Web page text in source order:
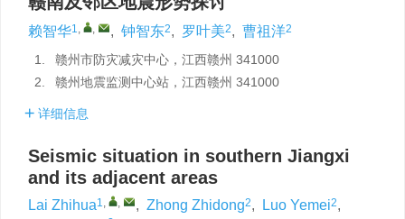
赖智华1, , , 钟智东2, 罗叶美2, 曹祖洋2
1.
赣州市防灾减灾中心，江西赣州 341000
2.
赣州地震监测中心站，江西赣州 341000
详细信息
Seismic situation in southern Jiangxi
and its adjacent areas
Lai Zhihua1, , , Zhong Zhidong2, Luo Yemei2,